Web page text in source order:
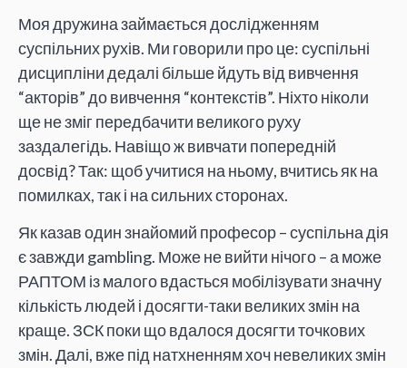
Моя дружина займається дослідженням
суспільних рухів. Ми говорили про це: суспільні
дисципліни дедалі більше йдуть від вивчення
“акторів” до вивчення “контекстів”. Ніхто ніколи
ще не зміг передбачити великого руху
заздалегідь. Навіщо ж вивчати попередній
досвід? Так: щоб учитися на ньому, вчитись як на
помилках, так і на сильних сторонах.
Як казав один знайомий професор – суспільна дія
є завжди gambling. Може не вийти нічого – а може
РАПТОМ із малого вдасться мобілізувати значну
кількість людей і досягти-таки великих змін на
краще. ЗСК поки що вдалося досягти точкових
змін. Далі, вже під натхненням хоч невеликих змін